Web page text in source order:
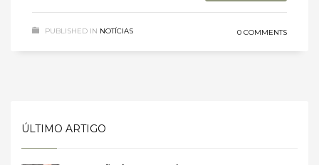
PUBLISHED IN NOTÍCIAS 0 COMMENTS
ÚLTIMO ARTIGO